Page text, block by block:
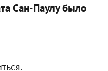
Сан-Паулу было